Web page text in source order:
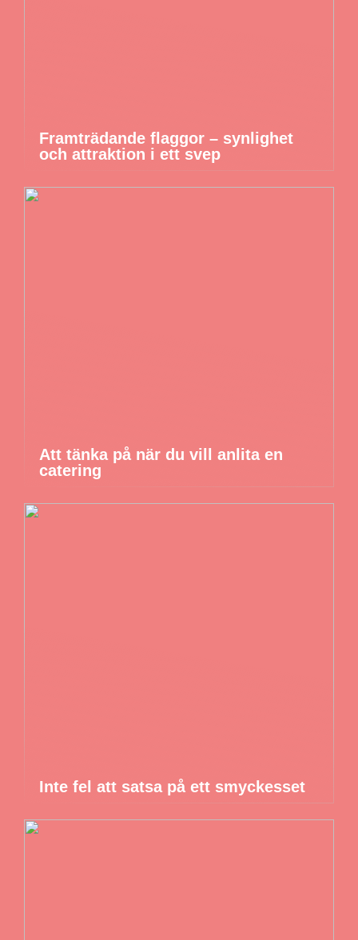
Framträdande flaggor – synlighet
och attraktion i ett svep
Att tänka på när du vill anlita en
catering
Inte fel att satsa på ett smyckesset